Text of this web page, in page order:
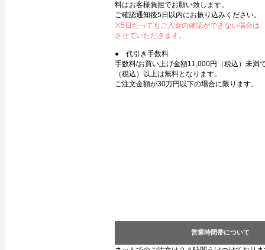
料はお客様負担でお願い致します。
ご確認通知後5日以内にお振り込みください。
※5日たってもご入金の確認ができない場合は
させていただきます。
● 代引き手数料
手数料/お買い上げ金額11,000円（税込）未満
（税込）以上は無料となります。
ご注文金額が30万円以下の場合に限ります。
営業時間帯について